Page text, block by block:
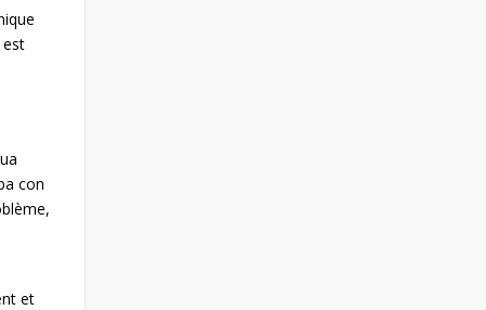
est
con
et